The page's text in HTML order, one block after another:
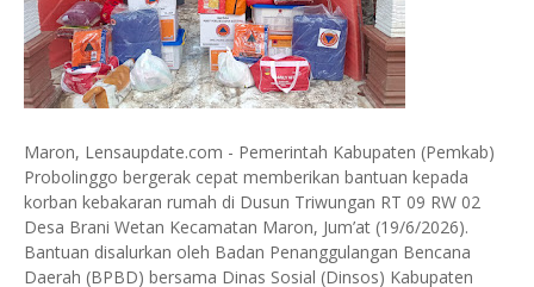
Maron, Lensaupdate.com - Pemerintah Kabupaten (Pemkab)
Probolinggo bergerak cepat memberikan bantuan kepada
korban kebakaran rumah di Dusun Triwungan RT 09 RW 02
Desa Brani Wetan Kecamatan Maron, Jum’at (19/6/2026).
Bantuan disalurkan oleh Badan Penanggulangan Bencana
Daerah (BPBD) bersama Dinas Sosial (Dinsos) Kabupaten